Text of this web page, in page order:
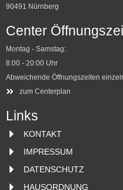
90491 Nürnberg
Center
Montag - Samstag:
8:00 - 20:00 Uhr
Abweichende Öffnungszeiten
zum Centerplan
Links
KONTAKT
IMPRESSUM
DATENSCHUTZ
HAUSORDNUNG
Geschenkkarte
News
Home
SHOPPING